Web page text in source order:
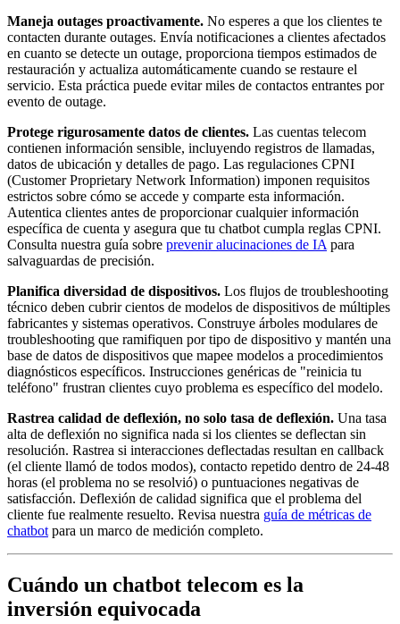
Maneja outages proactivamente. No esperes a que los clientes te
contacten durante outages. Envía notificaciones a clientes afectados
en cuanto se detecte un outage, proporciona tiempos estimados de
restauración y actualiza automáticamente cuando se restaure el
servicio. Esta práctica puede evitar miles de contactos entrantes por
evento de outage.
Protege rigurosamente datos de clientes. Las cuentas telecom
contienen información sensible, incluyendo registros de llamadas,
datos de ubicación y detalles de pago. Las regulaciones CPNI
(Customer Proprietary Network Information) imponen requisitos
estrictos sobre cómo se accede y comparte esta información.
Autentica clientes antes de proporcionar cualquier información
específica de cuenta y asegura que tu chatbot cumpla reglas CPNI.
Consulta nuestra guía sobre prevenir alucinaciones de IA para
salvaguardas de precisión.
Planifica diversidad de dispositivos. Los flujos de troubleshooting
técnico deben cubrir cientos de modelos de dispositivos de múltiples
fabricantes y sistemas operativos. Construye árboles modulares de
troubleshooting que ramifiquen por tipo de dispositivo y mantén una
base de datos de dispositivos que mapee modelos a procedimientos
diagnósticos específicos. Instrucciones genéricas de "reinicia tu
teléfono" frustran clientes cuyo problema es específico del modelo.
Rastrea calidad de deflexión, no solo tasa de deflexión. Una tasa
alta de deflexión no significa nada si los clientes se deflectan sin
resolución. Rastrea si interacciones deflectadas resultan en callback
(el cliente llamó de todos modos), contacto repetido dentro de 24-48
horas (el problema no se resolvió) o puntuaciones negativas de
satisfacción. Deflexión de calidad significa que el problema del
cliente fue realmente resuelto. Revisa nuestra guía de métricas de
chatbot para un marco de medición completo.
Cuándo un chatbot telecom es la
inversión equivocada